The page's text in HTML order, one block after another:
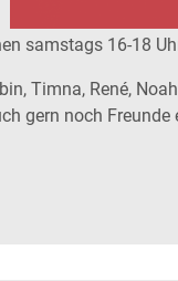
samstags 16-18
Timna, René,
gern noch Freunde